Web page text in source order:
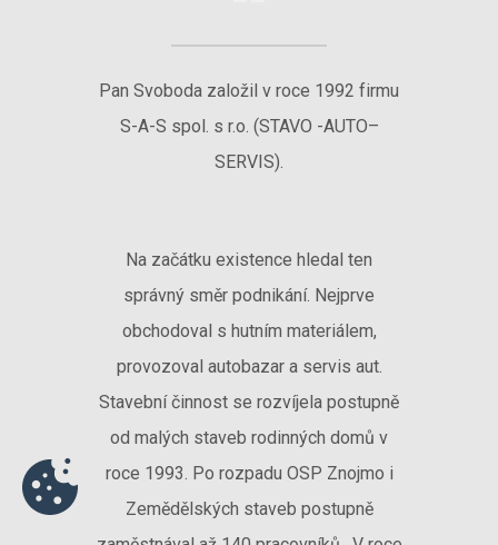
Pan Svoboda založil v roce 1992 firmu
S-A-S spol. s r.o. (STAVO -AUTO–
SERVIS).
Na začátku existence hledal ten
správný směr podnikání. Nejprve
obchodoval s hutním materiálem,
provozoval autobazar a servis aut.
Stavební činnost se rozvíjela postupně
od malých staveb rodinných domů v
roce 1993. Po rozpadu OSP Znojmo i
Zemědělských staveb postupně